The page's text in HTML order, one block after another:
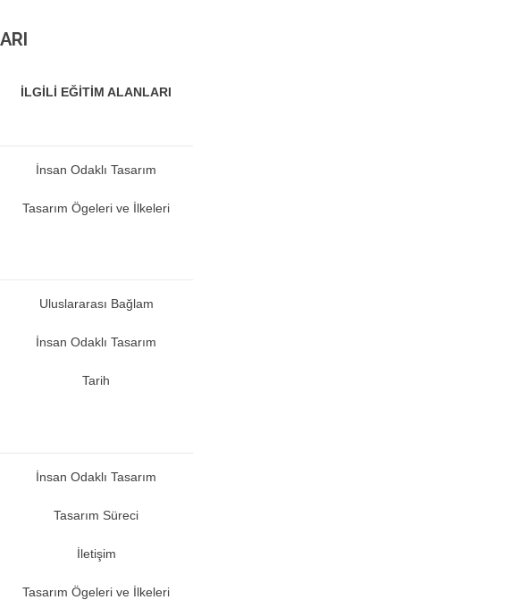
İLGİLİ EĞİTİM ALANLARI
İnsan Odaklı Tasarım
Tasarım Ögeleri ve İlkeleri
Uluslararası Bağlam
İnsan Odaklı Tasarım
Tarih
İnsan Odaklı Tasarım
Tasarım Süreci
İletişim
Tasarım Ögeleri ve İlkeleri